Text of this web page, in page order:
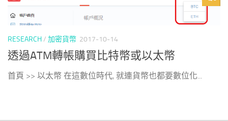
RESEARCH/ 加密貨幣 2017-10-14
透過ATM轉帳購買比特幣或以太幣
首頁 >> 以太幣 在這數位時代, 就連貨幣也都要數位化...